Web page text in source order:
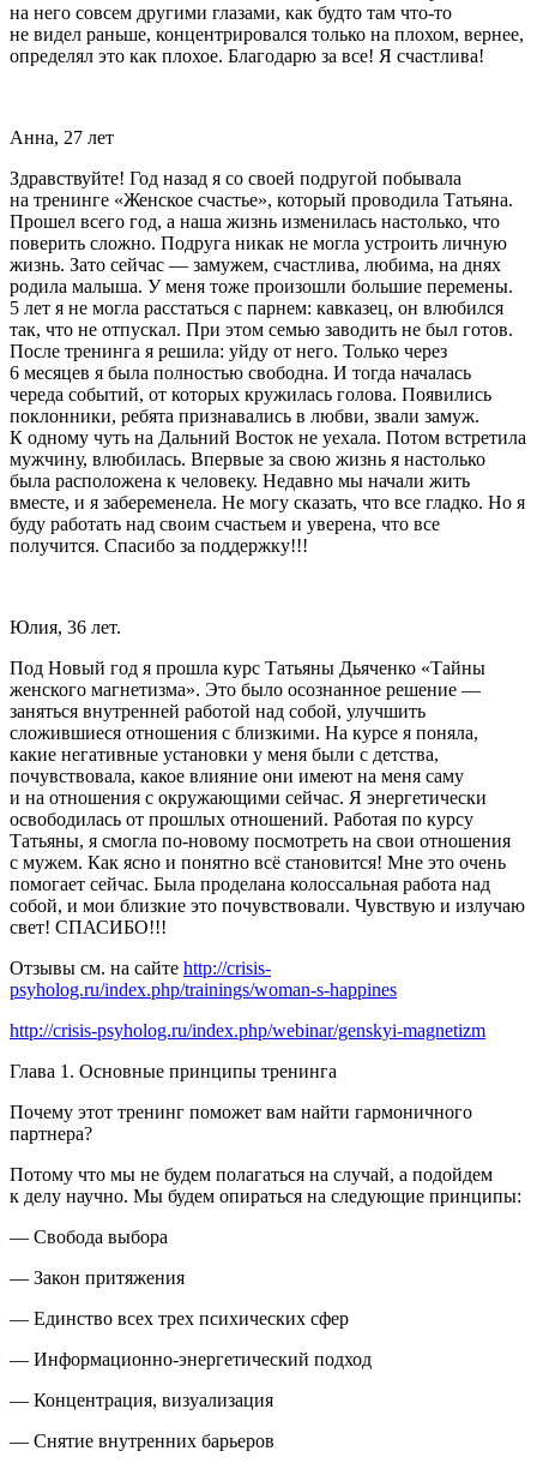
на него совсем другими глазами, как будто там что-то
не видел раньше, концентрировался только на плохом, вернее,
определял это как плохое. Благодарю за все! Я счастлива!
Анна, 27 лет
Здравствуйте! Год назад я со своей подругой побывала
на тренинге «Женское счастье», который проводила Татьяна.
Прошел всего год, а наша жизнь изменилась настолько, что
поверить сложно. Подруга никак не могла устроить личную
жизнь. Зато сейчас — замужем, счастлива, любима, на днях
родила малыша. У меня тоже произошли большие перемены.
5 лет я не могла расстаться с парнем: кавказец, он влюбился
так, что не отпускал. При этом семью заводить не был готов.
После тренинга я решила: уйду от него. Только через
6 месяцев я была полностью свободна. И тогда началась
череда событий, от которых кружилась голова. Появились
поклонники, ребята признавались в любви, звали замуж.
К одному чуть на Дальний Восток не уехала. Потом встретила
мужчину, влюбилась. Впервые за свою жизнь я настолько
была расположена к человеку. Недавно мы начали жить
вместе, и я забеременела. Не могу сказать, что все гладко. Но я
буду работать над своим счастьем и уверена, что все
получится. Спасибо за поддержку!!!
Юлия, 36 лет.
Под Новый год я прошла курс Татьяны Дьяченко «Тайны
женского магнетизма». Это было осознанное решение —
заняться внутренней работой над собой, улучшить
сложившиеся отношения с близкими. На курсе я поняла,
какие негативные установки у меня были с детства,
почувствовала, какое влияние они имеют на меня саму
и на отношения с окружающими сейчас. Я энергетически
освободилась от прошлых отношений. Работая по курсу
Татьяны, я смогла по-новому посмотреть на свои отношения
с мужем. Как ясно и понятно всё становится! Мне это очень
помогает сейчас. Была проделана колоссальная работа над
собой, и мои близкие это почувствовали. Чувствую и излучаю
свет! СПАСИБО!!!
Отзывы см. на сайте http://crisis-
psyholog.ru/index.php/trainings/woman-s-happines
http://crisis-psyholog.ru/index.php/webinar/genskyi-magnetizm
Глава 1. Основные принципы тренинга
Почему этот тренинг поможет вам найти гармоничного
партнера?
Потому что мы не будем полагаться на случай, а подойдем
к делу научно. Мы будем опираться на следующие принципы:
— Свобода выбора
— Закон притяжения
— Единство всех трех психических сфер
— Информационно-энергетический подход
— Концентрация, визуализация
— Снятие внутренних барьеров